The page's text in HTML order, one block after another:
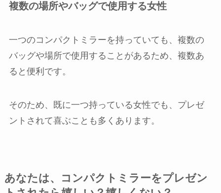
複数の場所やバッグで使用する女性
一つのコンパクトミラーを持っていても、複数の
バッグや場所で使用することがあるため、複数あ
ると便利です。
そのため、既に一つ持っている女性でも、プレゼ
ントされて喜ぶことも多くあります。
あなたは、コンパクトミラーをプレゼン